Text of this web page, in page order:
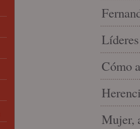
Cómo
Mujer,